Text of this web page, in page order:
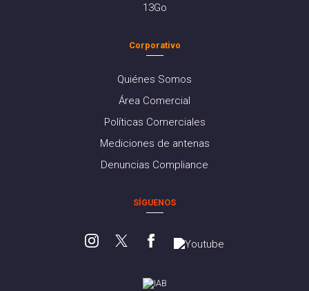
13Go
Corporativo
Quiénes Somos
Área Comercial
Políticas Comerciales
Mediciones de antenas
Denuncias Compliance
SÍGUENOS